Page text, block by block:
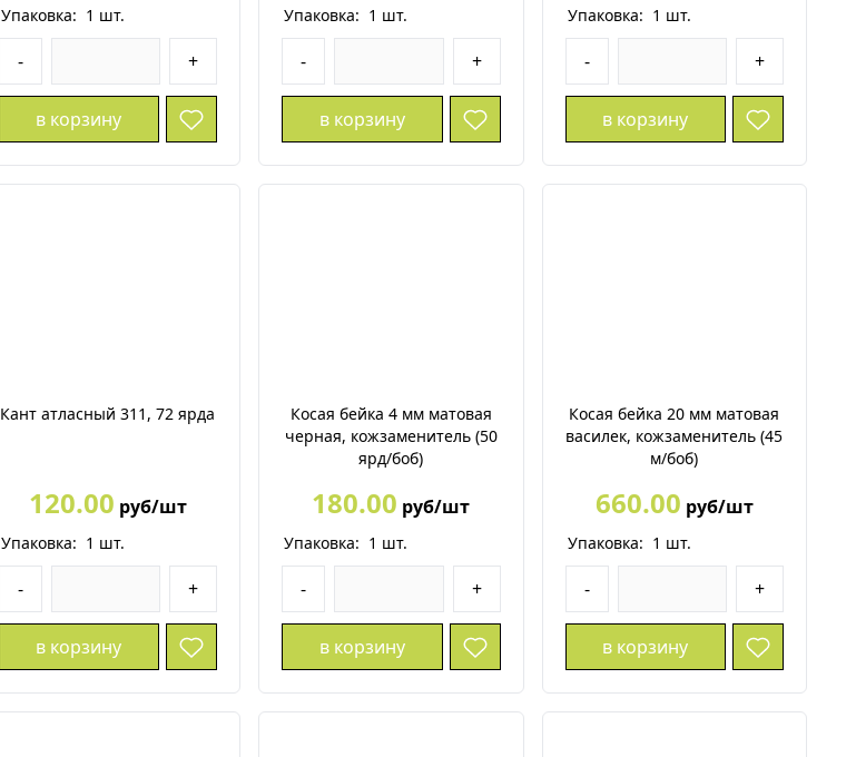
Упаковка: 1 шт.
- +
в корзину
Упаковка: 1 шт.
- +
в корзину
Упаковка: 1 шт.
- +
в корзину
Кант атласный 311, 72 ярда
120.00 руб/шт
Упаковка: 1 шт.
- +
в корзину
Косая бейка 4 мм матовая
черная, кожзаменитель (50
ярд/боб)
180.00 руб/шт
Упаковка: 1 шт.
- +
в корзину
Косая бейка 20 мм матовая
василек, кожзаменитель (45
м/боб)
660.00 руб/шт
Упаковка: 1 шт.
- +
в корзину